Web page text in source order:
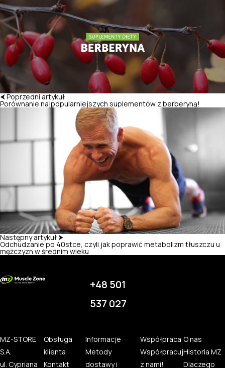
⮜ Poprzedni artykuł
Porównanie najpopularniejszych suplementów z berberyną!
Następny artykuł ⮞
Odchudzanie po 40stce, czyli jak poprawić metabolizm tłuszczu u
mężczyzn w średnim wieku
+48 501
537 027
MZ-STORE
S.A.
ul. Cypriana
Obsługa
klienta
Kontakt
Informacje
Metody
dostawy i
Współpraca
Współpracuj
z nami!
O nas
Historia MZ
Dlaczego